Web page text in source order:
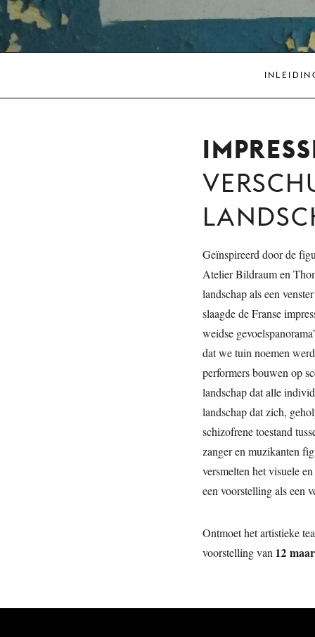
Geïnspireerd door de
Atelier Bildraum en
landschap als een
slaagde de Franse
weidse
dat we tuin noemen
performers bouwen op
landschap dat alle
landschap dat zich,
schizofrene toestand
zanger en muzikanten
versmelten het visuele
een voorstelling als een
Ontmoet het artistieke
voorstelling van 12